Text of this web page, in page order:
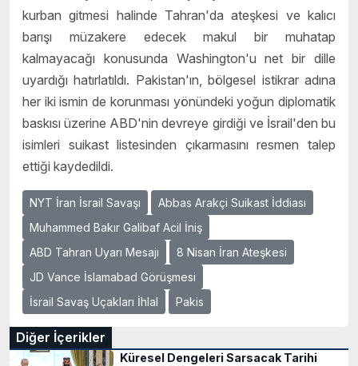
kurban gitmesi halinde Tahran'da ateşkesi ve kalıcı
barışı müzakere edecek makul bir muhatap
kalmayacağı konusunda Washington'u net bir dille
uyardığı hatırlatıldı. Pakistan'ın, bölgesel istikrar adına
her iki ismin de korunması yönündeki yoğun diplomatik
baskısı üzerine ABD'nin devreye girdiği ve İsrail'den bu
isimleri suikast listesinden çıkarmasını resmen talep
ettiği kaydedildi.
NYT İran İsrail Savaşı
Abbas Arakçi Suikast İddiası
Muhammed Bakır Galibaf Acil İniş
ABD Tahran Uyarı Mesajı
8 Nisan İran Ateşkesi
JD Vance İslamabad Görüşmesi
İsrail Savaş Uçakları İhlal
Pakis
Diğer İçerikler
Küresel Dengeleri Sarsacak Tarihi